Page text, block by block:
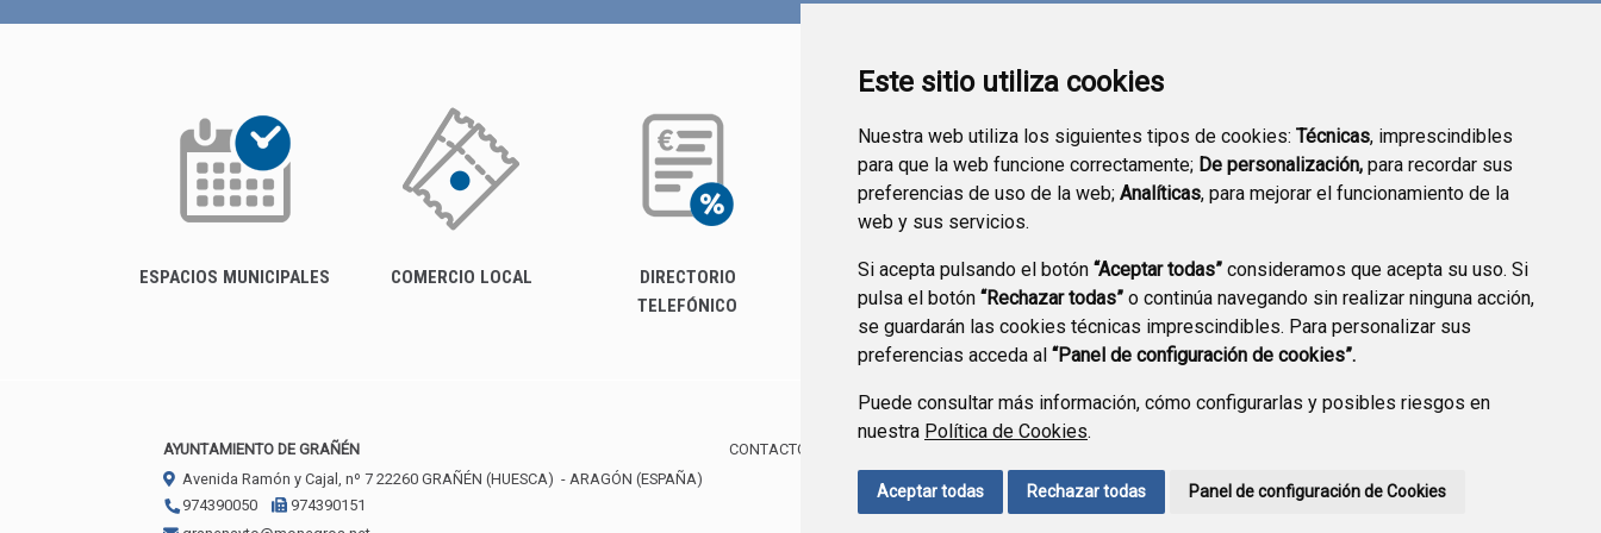
Este sitio utiliza cookies
Nuestra web utiliza los siguientes tipos de cookies: Técnicas, imprescindibles
para que la web funcione correctamente; De personalización, para recordar sus
preferencias de uso de la web; Analíticas, para mejorar el funcionamiento de la
web y sus servicios.
Si acepta pulsando el botón “Aceptar todas” consideramos que acepta su uso. Si
pulsa el botón “Rechazar todas” o continúa navegando sin realizar ninguna acción,
se guardarán las cookies técnicas imprescindibles. Para personalizar sus
preferencias acceda al “Panel de configuración de cookies”.
Puede consultar más información, cómo configurarlas y posibles riesgos en
nuestra Política de Cookies.
Aceptar todas Rechazar todas Panel de configuración de Cookies
ESPACIOS MUNICIPALES COMERCIO LOCAL
DIRECTORIO
TELEFÓNICO
PERFIL DEL
CONTRATANTE
SEDE ELECTRÓNICA TRANSPARENCIA
AYUNTAMIENTO DE GRAÑÉN
Avenida Ramón y Cajal, nº 7 22260 GRAÑÉN (HUESCA) - ARAGÓN (ESPAÑA)
974390050
974390151
CONTACTO